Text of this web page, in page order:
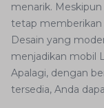
menarik.
tetap memberikan
Desain yang
menjadikan mobil
Apalagi, dengan
tersedia, Anda